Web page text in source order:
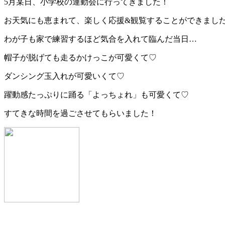
5月某日、小学校の運動会に行ってきました！
お天気にも恵まれて、楽しく応援&観覧することができまし
わが子も家で練習するほど気合を入れて臨んだ当日…
帽子が脱げても走るかけっこが可愛くて♡
ダンシング玉入れが可愛いくて♡
躍動感たっぷりに踊る「よっちょれ」も可愛くて♡
すてきな時間を過ごさせてもらいました！